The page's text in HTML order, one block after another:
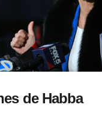
de Habba